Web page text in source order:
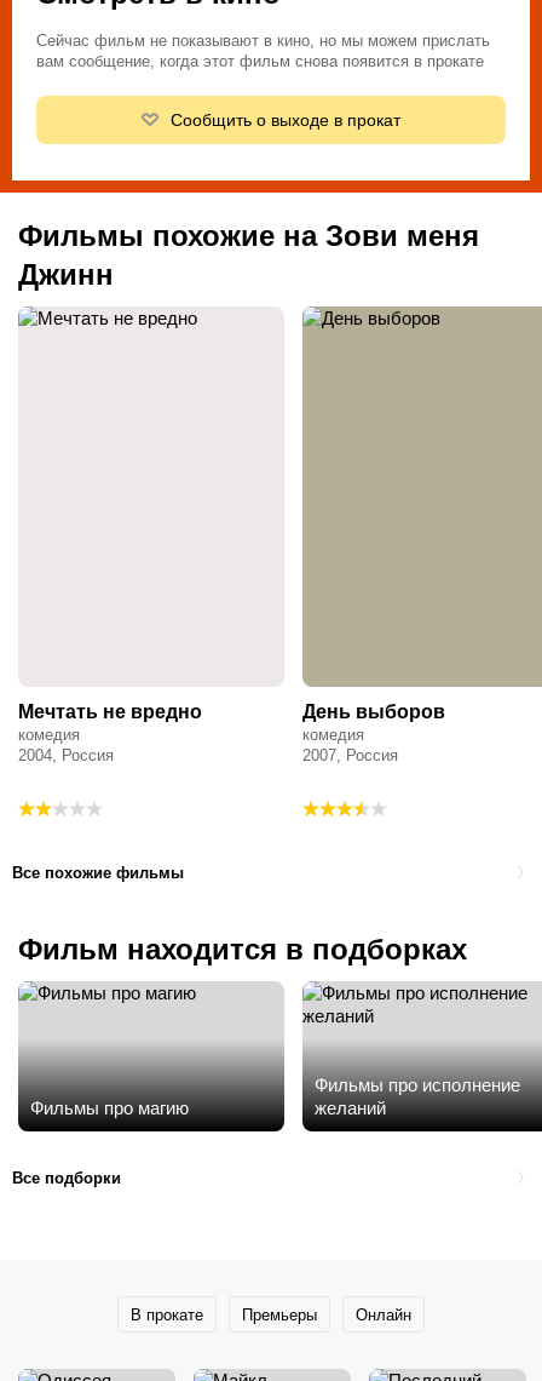
Сейчас фильм не показывают в кино, но мы можем прислать
вам сообщение, когда этот фильм снова появится в прокате
Сообщить о выходе в прокат
Фильмы похожие на Зови меня
Джинн
Мечтать не вредно
комедия
2004, Россия
День выборов
комедия
2007, Россия
Все похожие фильмы
Фильм находится в подборках
Фильмы про магию
Фильмы про исполнение
желаний
Все подборки
В прокате Премьеры Онлайн